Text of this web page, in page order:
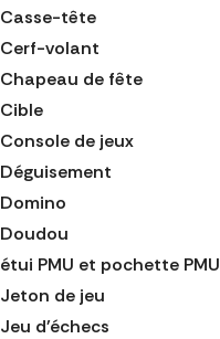
Casse-tête
Cerf-volant
Chapeau de fête
Cible
Console de jeux
Déguisement
Domino
Doudou
étui PMU et pochette PMU
Jeton de jeu
Jeu d'échecs